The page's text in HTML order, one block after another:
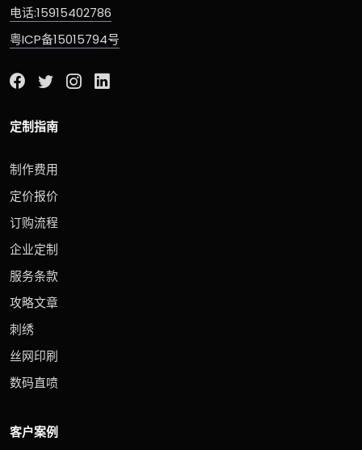
电话:15915402786
粤ICP备15015794号
定制指南
制作费用
定价报价
订购流程
企业定制
服务条款
攻略文章
刺绣
丝网印刷
数码直喷
客户案例